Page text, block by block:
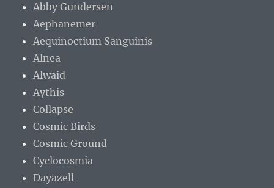
Abby Gundersen
Aephanemer
Aequinoctium Sanguinis
Alnea
Alwaid
Aythis
Collapse
Cosmic Birds
Cosmic Ground
Cyclocosmia
Dayazell